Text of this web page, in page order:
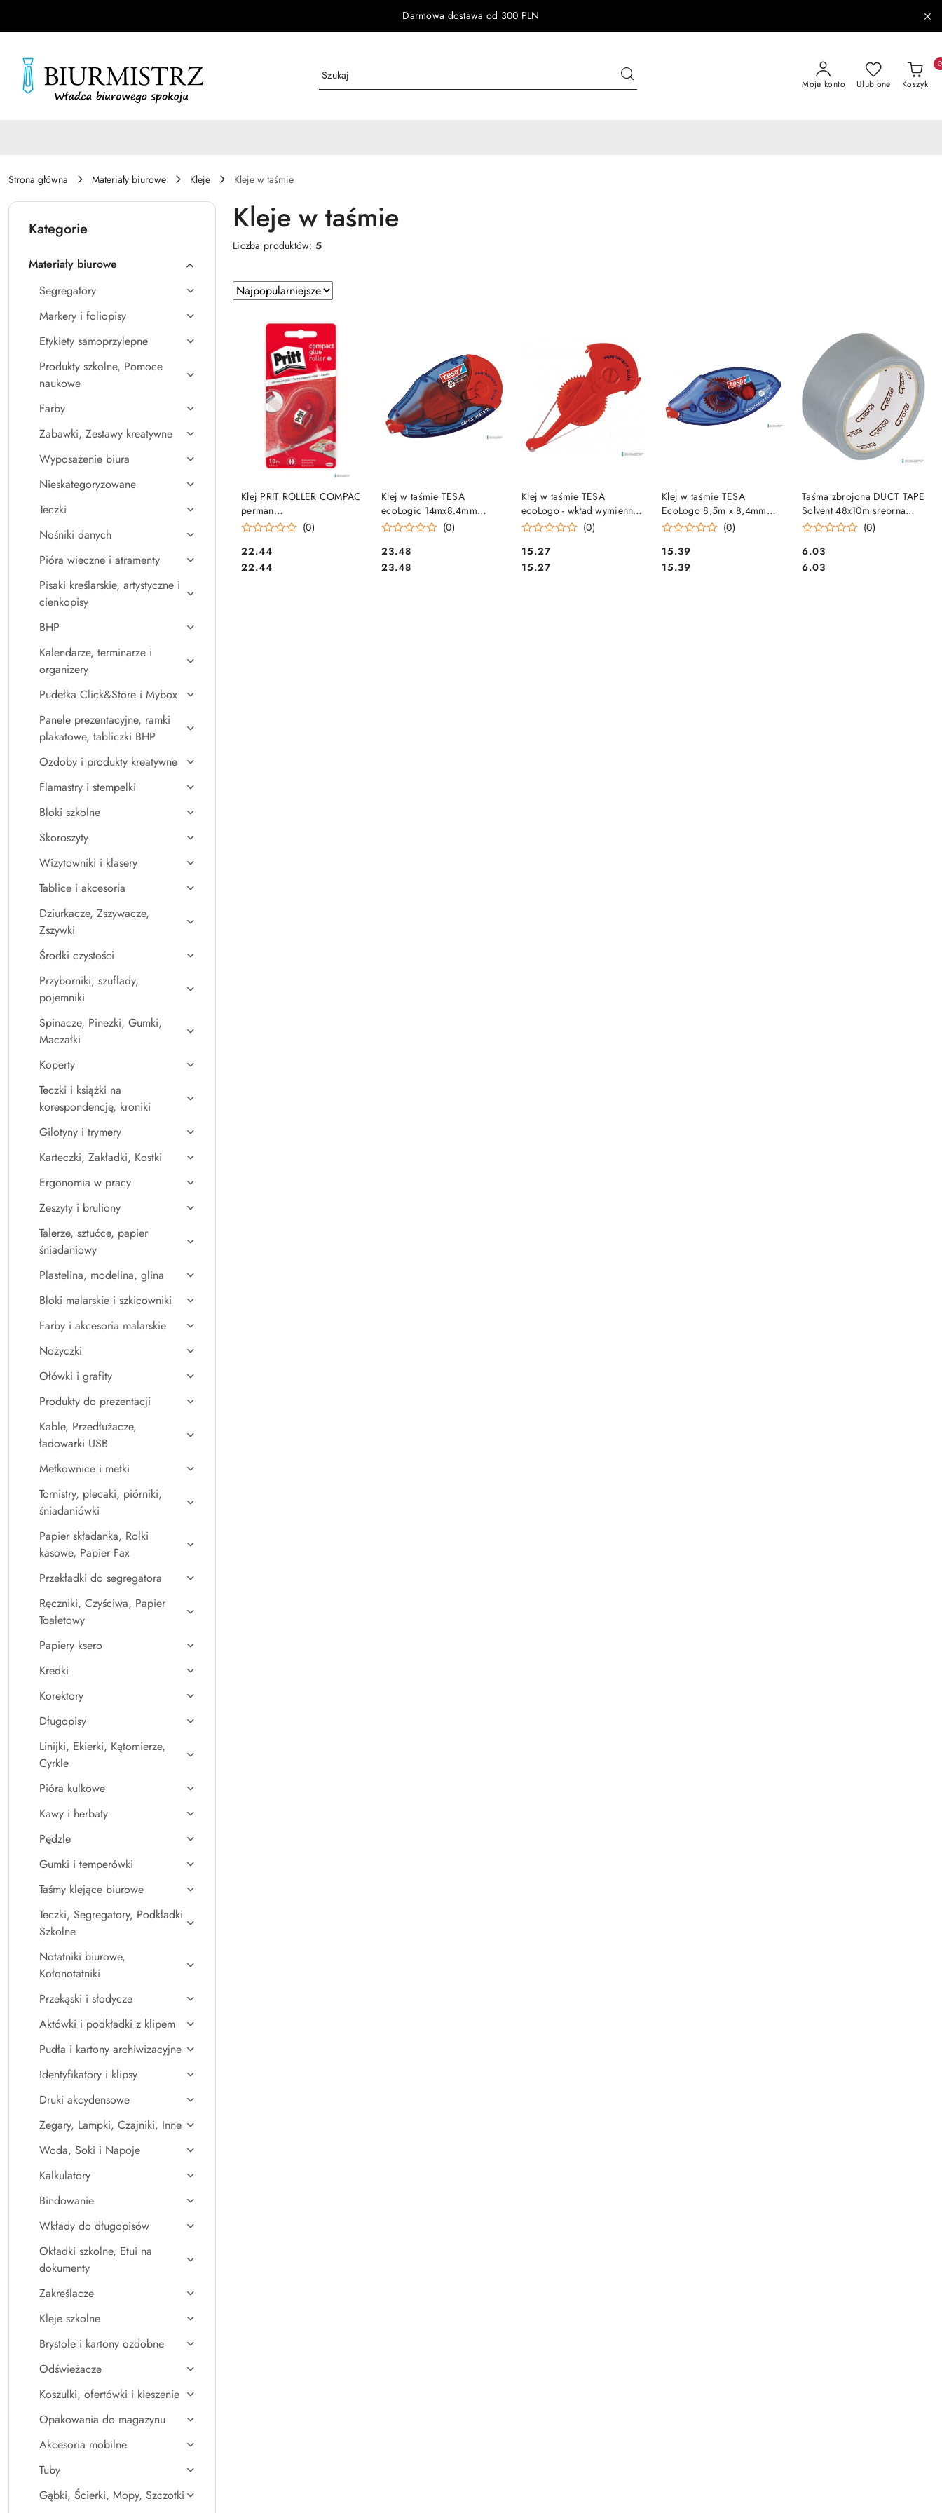
Darmowa dostawa od 300 PLN
Moje konto Ulubione Koszyk
0
Strona główna Materiały biurowe Kleje Kleje w taśmie
Kategorie
Materiały biurowe
Segregatory
Markery i foliopisy
Etykiety samoprzylepne
Produkty szkolne, Pomoce
naukowe
Farby
Zabawki, Zestawy kreatywne
Wyposażenie biura
Nieskategoryzowane
Teczki
Nośniki danych
Pióra wieczne i atramenty
Pisaki kreślarskie, artystyczne i
cienkopisy
BHP
Kalendarze, terminarze i
organizery
Pudełka Click&Store i Mybox
Panele prezentacyjne, ramki
plakatowe, tabliczki BHP
Ozdoby i produkty kreatywne
Flamastry i stempelki
Bloki szkolne
Skoroszyty
Wizytowniki i klasery
Tablice i akcesoria
Dziurkacze, Zszywacze,
Zszywki
Środki czystości
Przyborniki, szuflady,
pojemniki
Spinacze, Pinezki, Gumki,
Maczałki
Koperty
Teczki i książki na
korespondencję, kroniki
Gilotyny i trymery
Karteczki, Zakładki, Kostki
Ergonomia w pracy
Zeszyty i bruliony
Talerze, sztućce, papier
śniadaniowy
Plastelina, modelina, glina
Bloki malarskie i szkicowniki
Farby i akcesoria malarskie
Nożyczki
Ołówki i grafity
Produkty do prezentacji
Kable, Przedłużacze,
ładowarki USB
Metkownice i metki
Tornistry, plecaki, piórniki,
śniadaniówki
Papier składanka, Rolki
kasowe, Papier Fax
Przekładki do segregatora
Ręczniki, Czyściwa, Papier
Toaletowy
Papiery ksero
Kredki
Korektory
Długopisy
Linijki, Ekierki, Kątomierze,
Cyrkle
Pióra kulkowe
Kawy i herbaty
Pędzle
Gumki i temperówki
Taśmy klejące biurowe
Teczki, Segregatory, Podkładki
Szkolne
Notatniki biurowe,
Kołonotatniki
Przekąski i słodycze
Aktówki i podkładki z klipem
Pudła i kartony archiwizacyjne
Identyfikatory i klipsy
Druki akcydensowe
Zegary, Lampki, Czajniki, Inne
Woda, Soki i Napoje
Kalkulatory
Bindowanie
Wkłady do długopisów
Okładki szkolne, Etui na
dokumenty
Zakreślacze
Kleje szkolne
Brystole i kartony ozdobne
Odświeżacze
Koszulki, ofertówki i kieszenie
Opakowania do magazynu
Akcesoria mobilne
Tuby
Gąbki, Ścierki, Mopy, Szczotki
Kleje w taśmie
Liczba produktów:5
Zastosowano
sortowanie:
Najpopularniejsze.
Sortuj
według
Klej PRIT ROLLER COMPAC
perman
689358/619769/2120438
(0)
Cena:
22.44
Cena:
22.44
DO KOSZYKA
Klej w taśmie TESA
ecoLogic 14mx8.4mm
59151 00002 06
(0)
Cena:
23.48
Cena:
23.48
DO KOSZYKA
Klej w taśmie TESA
ecoLogo - wkład wymienny
59156-00002-06 TS
(0)
Cena:
15.27
Cena:
15.27
DO KOSZYKA
Klej w taśmie TESA
EcoLogo 8,5m x 8,4mm
non permanent, 59191-
(0)
Cena:
15.39
Cena:
15.39
DO KOSZYKA
Taśma zbrojona DUCT TAPE
Solvent 48x10m srebrna
GRAND 130-1716
(0)
Cena:
6.03
Cena:
6.03
DO KOSZYKA